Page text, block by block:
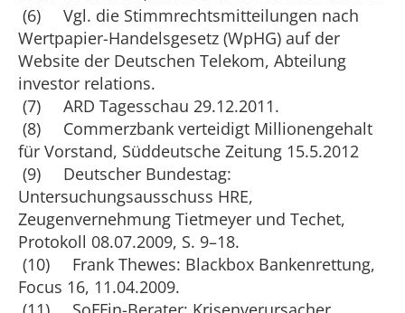
(6) Vgl. die Stimmrechtsmitteilungen nach
Wertpapier-Handelsgesetz (WpHG) auf der
Website der Deutschen Telekom, Abteilung
investor relations.
(7) ARD Tagesschau 29.12.2011.
(8) Commerzbank verteidigt Millionengehalt
für Vorstand, Süddeutsche Zeitung 15.5.2012
(9) Deutscher Bundestag:
Untersuchungsausschuss HRE,
Zeugenvernehmung Tietmeyer und Techet,
Protokoll 08.07.2009, S. 9–18.
(10) Frank Thewes: Blackbox Bankenrettung,
Focus 16, 11.04.2009.